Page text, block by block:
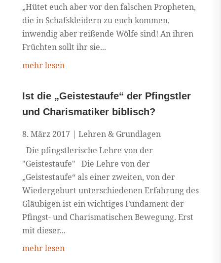
„Hütet euch aber vor den falschen Propheten,
die in Schafskleidern zu euch kommen,
inwendig aber reißende Wölfe sind! An ihren
Früchten sollt ihr sie...
mehr lesen
Ist die „Geistestaufe“ der Pfingstler
und Charismatiker biblisch?
8. März 2017 | Lehren & Grundlagen
Die pfingstlerische Lehre von der
"Geistestaufe" Die Lehre von der
„Geistestaufe“ als einer zweiten, von der
Wiedergeburt unterschiedenen Erfahrung des
Gläubigen ist ein wichtiges Fundament der
Pfingst- und Charismatischen Bewegung. Erst
mit dieser...
mehr lesen